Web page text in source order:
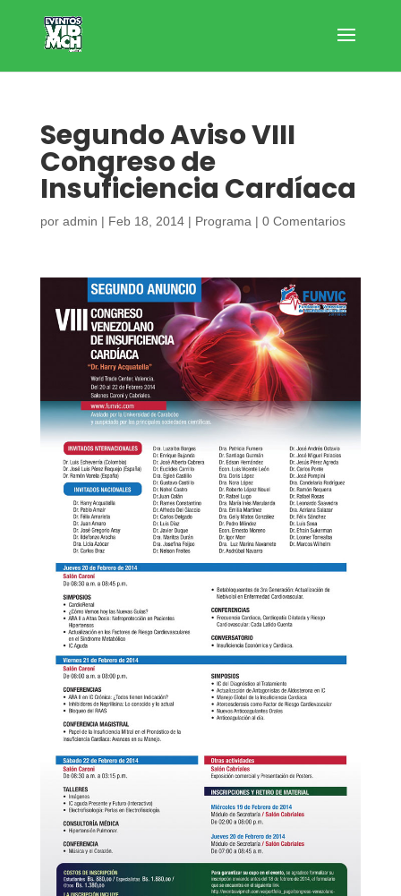
Segundo Aviso VIII
Congreso de
Insuficiencia Cardíaca
por admin | Feb 18, 2014| Programa | 0 Comentarios